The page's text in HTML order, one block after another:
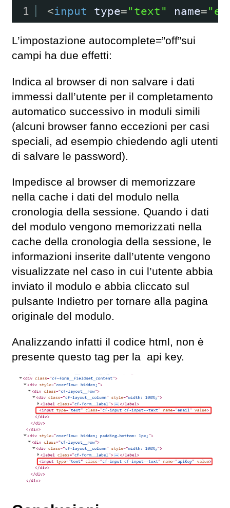
1
<input type="text" name=
L’impostazione autocomplete=”off”sui
campi ha due effetti:
Indica al browser di non salvare i dati
immessi dall’utente per il completamento
automatico successivo in moduli simili
(alcuni browser fanno eccezioni per casi
speciali, ad esempio chiedendo agli utenti
di salvare le password).
Impedisce al browser di memorizzare
nella cache i dati del modulo nella
cronologia della sessione. Quando i dati
del modulo vengono memorizzati nella
cache della cronologia della sessione, le
informazioni inserite dall’utente vengono
visualizzate nel caso in cui l’utente abbia
inviato il modulo e abbia cliccato sul
pulsante Indietro per tornare alla pagina
originale del modulo.
Analizzando infatti il codice html, non è
presente questo tag per la api key.